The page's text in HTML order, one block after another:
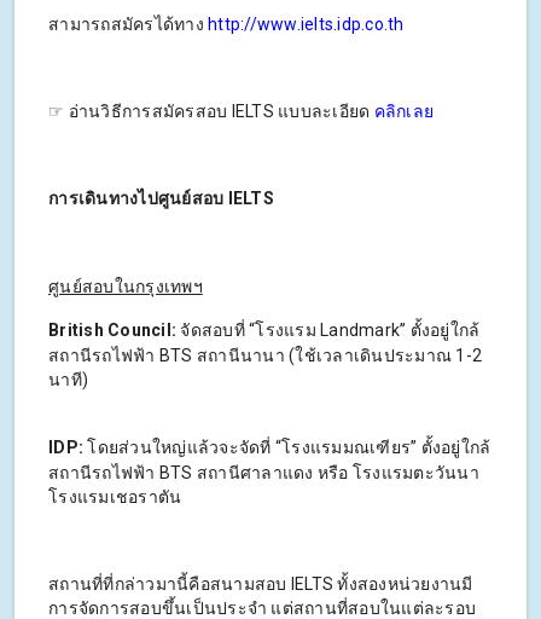
สามารถสมัครได้ทาง http://www.ielts.idp.co.th
☞ อ่านวิธีการสมัครสอบ IELTS แบบละเอียด คลิกเลย
การเดินทางไปศูนย์สอบ IELTS
ศูนย์สอบในกรุงเทพฯ
British Council: จัดสอบที่ “โรงแรม Landmark” ตั้งอยู่ใกล้
สถานีรถไฟฟ้า BTS สถานีนานา (ใช้เวลาเดินประมาณ 1-2
นาที)
IDP:โดยส่วนใหญ่แล้วจะจัดที่ “โรงแรมมณเฑียร” ตั้งอยู่ใกล้
สถานีรถไฟฟ้า BTS สถานีศาลาแดง หรือ โรงแรมตะวันนา
โรงแรมเชอราตัน
สถานที่ที่กล่าวมานี้คือสนามสอบ IELTS ทั้งสองหน่วยงานมี
การจัดการสอบขึ้นเป็นประจำ แต่สถานที่สอบในแต่ละรอบ